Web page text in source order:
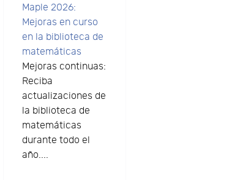
Maple 2026:
Mejoras en curso
en la biblioteca de
matemáticas
Mejoras continuas:
Reciba
actualizaciones de
la biblioteca de
matemáticas
durante todo el
año....